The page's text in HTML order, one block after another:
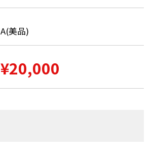
A(美品)
¥20,000